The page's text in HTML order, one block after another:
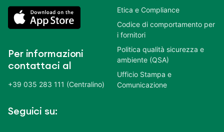
Per informazioni
contattaci al
+39 035 283 111 (Centralino)
Seguici su:
Etica e Compliance
Codice di comportamento per
i fornitori
Politica qualità sicurezza e
ambiente (QSA)
Ufficio Stampa e
Comunicazione